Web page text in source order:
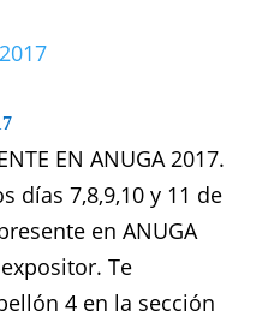
EN ANUGA 2017.
días 7,8,9,10 y 11 de
en ANUGA
Te
4 en la sección